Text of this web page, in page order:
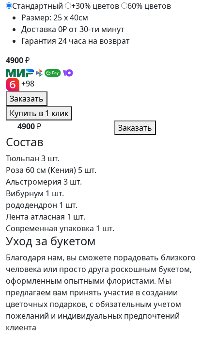
Стандартный
+30% цветов
60% цветов
Размер: 25 x 40см
Доставка 0₽ от 30-ти минут
Гарантия 24 часа на возврат
4900₽
+98
Заказать
Купить в 1 клик
4900₽ Заказать
Состав
Тюльпан 3 шт.
Роза 60 см (Кения) 5 шт.
Альстромерия 3 шт.
Вибурнум 1 шт.
рододендрон 1 шт.
Лента атласная 1 шт.
Современная упаковка 1 шт.
Уход за букетом
Благодаря нам, вы сможете порадовать близкого
человека или просто друга роскошным букетом,
оформленным опытными флористами. Мы
предлагаем вам принять участие в создании
цветочных подарков, с обязательным учетом
пожеланий и индивидуальных предпочтений
клиента